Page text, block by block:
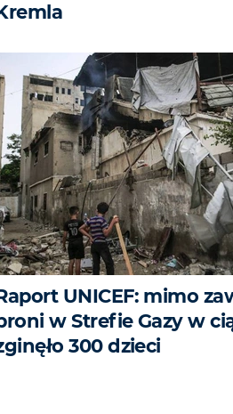
UNICEF: mimo
w Strefie Gazy w
300 dzieci